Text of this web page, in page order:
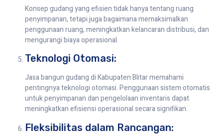
Konsep gudang yang efisien tidak hanya tentang ruang
penyimpanan, tetapi juga bagaimana memaksimalkan
penggunaan ruang, meningkatkan kelancaran distribusi, dan
mengurangi biaya operasional.
Teknologi Otomasi:
Jasa bangun gudang di Kabupaten Blitar memahami
pentingnya teknologi otomasi. Penggunaan sistem otomatis
untuk penyimpanan dan pengelolaan inventaris dapat
meningkatkan efisiensi operasional secara signifikan.
Fleksibilitas dalam Rancangan: